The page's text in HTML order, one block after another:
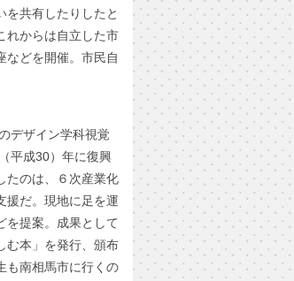
を共有したりしたと
れからは自立した市
などを開催。市民自
デザイン学科視覚
平成30）年に復興
たのは、６次産業化
援だ。現地に足を運
を提案。成果として
む本」を発行、頒布
も南相馬市に行くの